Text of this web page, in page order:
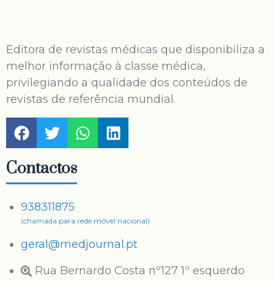
Editora de revistas médicas que disponibiliza a
melhor informação à classe médica,
privilegiando a qualidade dos conteúdos de
revistas de referência mundial.
Contactos
938311875
(chamada para rede móvel nacional)
geral@medjournal.pt
Rua Bernardo Costa nº127 1º esquerdo